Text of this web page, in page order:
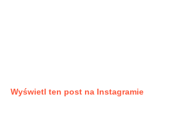
Wyświetl ten post na Instagramie